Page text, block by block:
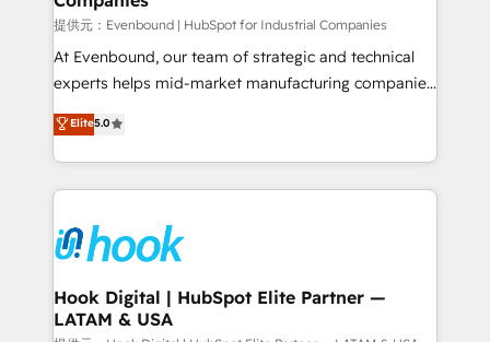
focus on growing B2B companies in the SME sector
such as manufacturing, SaaS, business services and
wholesaler companies. As an experienced HubSpot
That's why we have developed a step-by-step
implementation process that focuses on user
strive for optimal customer processes and
experiences. Systony – We believe you can grow!
提供元：Evenbound | HubSpot for Industrial Companies
At Evenbound, our team of strategic and technical
experts helps mid-market manufacturing companies
achieve real growth. We specialize in delivering
tailored solutions that drive results by leveraging
HubSpot’s platform and data to fuel success.
Technical Solutions: - HubSpot Technical Consulting -
Onboarding - Data Migration & Integrations -
Technical Audit & Optimization Strategic Solutions: -
Revenue Operations - Inbound Marketing -
Outbound Marketing - HubSpot CMS Website
Elite5.0
Hook Digital | HubSpot Elite Partner —
LATAM & USA